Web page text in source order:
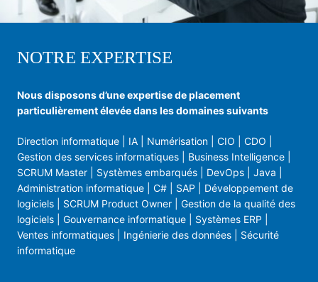
NOTRE EXPERTISE
Nous disposons d’une expertise de placement
particulièrement élevée dans les domaines suivants
Direction informatique | IA | Numérisation | CIO | CDO |
Gestion des services informatiques | Business Intelligence |
SCRUM Master | Systèmes embarqués | DevOps | Java |
Administration informatique | C# | SAP | Développement de
logiciels | SCRUM Product Owner | Gestion de la qualité des
logiciels | Gouvernance informatique | Systèmes ERP |
Ventes informatiques | Ingénierie des données | Sécurité
informatique